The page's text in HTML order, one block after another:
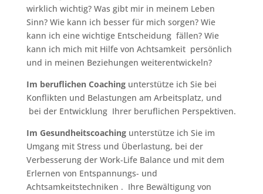
wirklich wichtig? Was gibt mir in meinem Leben
Sinn? Wie kann ich besser für mich sorgen? Wie
kann ich eine wichtige Entscheidung fällen? Wie
kann ich mich mit Hilfe von Achtsamkeit persönlich
und in meinen Beziehungen weiterentwickeln?
Im beruflichen Coaching unterstütze ich Sie bei
Konflikten und Belastungen am Arbeitsplatz, und
bei der Entwicklung Ihrer beruflichen Perspektiven.
Im Gesundheitscoaching unterstütze ich Sie im
Umgang mit Stress und Überlastung, bei der
Verbesserung der Work-Life Balance und mit dem
Erlernen von Entspannungs- und
Achtsamkeitstechniken . Ihre Bewältigung von